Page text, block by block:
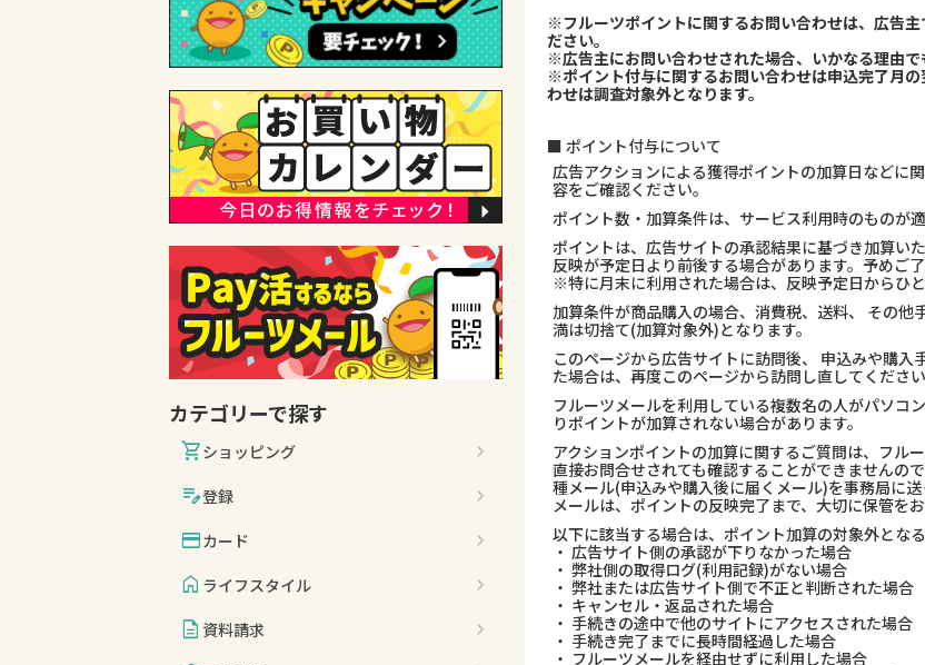
カテゴリーで探す
shopping_cartショッピング
edit_note登録
credit_cardカード
home ライフスタイル
description 資料請求
※フルーツポイントに関するお問い合わせは、広告
ださい。
※広告主にお問い合わせされた場合、いかなる理由で
※ポイント付与に関するお問い合わせは申込完了月
わせは調査対象外となります。
■ ポイント付与について
広告アクションによる獲得ポイントの加算日など
容をご確認ください。
ポイント数・加算条件は、サービス利用時のものが適
ポイントは、広告サイトの承認結果に基づき加算い
反映が予定日より前後する場合があります。予めご了
※特に月末に利用された場合は、反映予定日からひ
加算条件が商品購入の場合、消費税、送料、 その
満は切捨て(加算対象外)となります。
このページから広告サイトに訪問後、 申込みや購
た場合は、再度このページから訪問し直してください
フルーツメールを利用している複数名の人がパソコ
りポイントが加算されない場合があります。
アクションポイントの加算に関するご質問は、フル
直接お問合せされても確認することができません
種メール(申込みや購入後に届くメール)を事務局に
メールは、ポイントの反映完了まで、大切に保管をお
以下に該当する場合は、ポイント加算の対象外とな
・ 広告サイト側の承認が下りなかった場合
・ 弊社側の取得ログ(利用記録)がない場合
・ 弊社または広告サイト側で不正と判断された場合
・ キャンセル・返品された場合
・ 手続きの途中で他のサイトにアクセスされた場合
・ 手続き完了までに長時間経過した場合
・ フルーツメールを経由せずに利用した場合